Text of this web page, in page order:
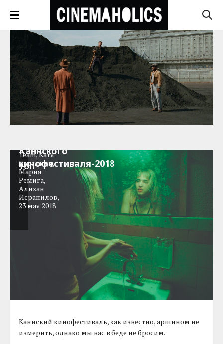
Выбор редакции:
Каннского
кинофестиваля-2018
Team,Катя
Карслиди,
Мария
Ремига,
Алихан
Исрапилов,
23 мая 2018
ТОП
Каннский кинофестиваль, как известно, аршином не
измерить, однако мы вас в беде не бросим.